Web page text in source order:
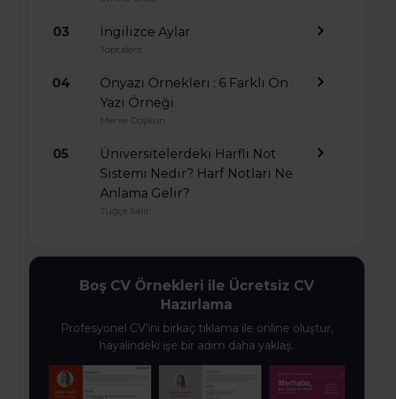
03 İngilizce Aylar
Toptalent
04
Önyazı Örnekleri : 6 Farklı Ön
Yazı Örneği
Merve Coşkun
05
Üniversitelerdeki Harfli Not
Sistemi Nedir? Harf Notları Ne
Anlama Gelir?
Tuğçe Salır
Boş CV Örnekleri ile Ücretsiz CV
Hazırlama
Profesyonel CV’ini birkaç tıklama ile online oluştur,
hayalindeki işe bir adım daha yaklaş.